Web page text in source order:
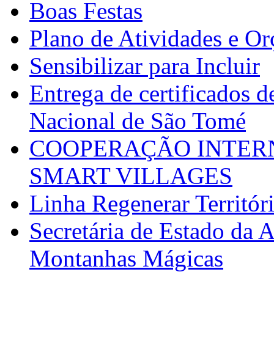
Boas Festas
Plano de Atividades e
Sensibilizar para Incluir
Entrega de certificados
Nacional de São Tomé
COOPERAÇÃO
SMART VILLAGES
Linha Regenerar
Secretária de Estado da
Montanhas Mágicas